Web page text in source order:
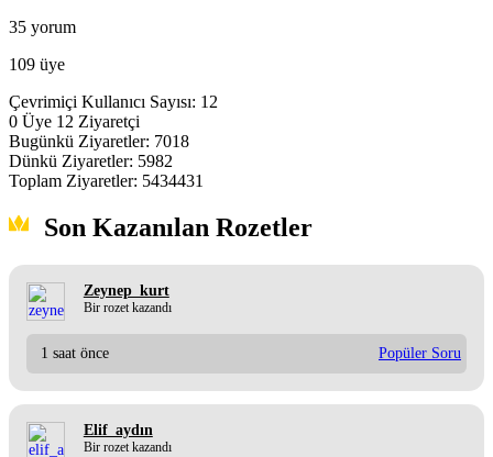
35 yorum
109 üye
Çevrimiçi Kullanıcı Sayısı: 12
0 Üye 12 Ziyaretçi
Bugünkü Ziyaretler: 7018
Dünkü Ziyaretler: 5982
Toplam Ziyaretler: 5434431
Son Kazanılan Rozetler
Zeynep_kurt
Bir rozet kazandı
1 saat önce Popüler Soru
Elif_aydın
Bir rozet kazandı